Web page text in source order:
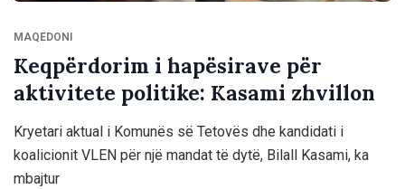
MAQEDONI
Keqpërdorim i hapësirave për
aktivitete politike: Kasami zhvillon
Kryetari aktual i Komunës së Tetovës dhe kandidati i
koalicionit VLEN për një mandat të dytë, Bilall Kasami, ka
mbajtur